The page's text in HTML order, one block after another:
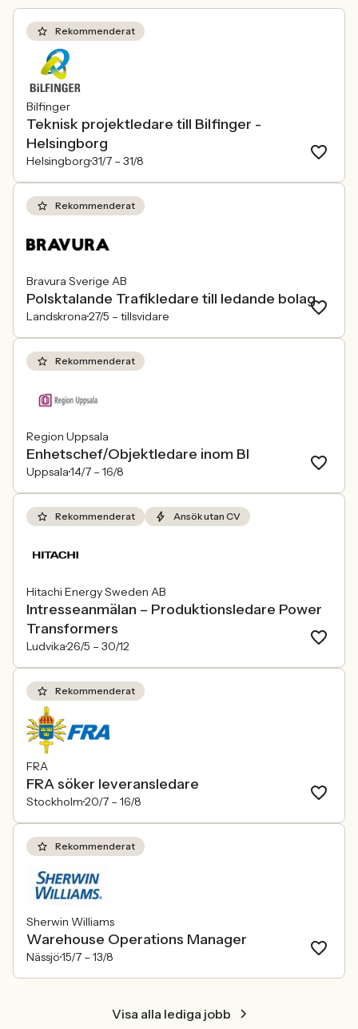
behöver kunna visa vad det betyder i
praktiken.
Rekommenderat
Bilfinger
Teknisk projektledare till Bilfinger -
Helsingborg
Helsingborg31/7 – 31/8
Rekommenderat
Bravura Sverige AB
Polsktalande Trafikledare till ledande bolag
Landskrona27/5 – tillsvidare
Rekommenderat
Region Uppsala
Enhetschef/Objektledare inom BI
Uppsala14/7 – 16/8
Rekommenderat Ansök utan CV
Hitachi Energy Sweden AB
Intresseanmälan – Produktionsledare Power
Transformers
Ludvika26/5 – 30/12
Rekommenderat
FRA
FRA söker leveransledare
Stockholm20/7 – 16/8
Rekommenderat
Sherwin Williams
Warehouse Operations Manager
Nässjö15/7 – 13/8
Visa alla lediga jobb